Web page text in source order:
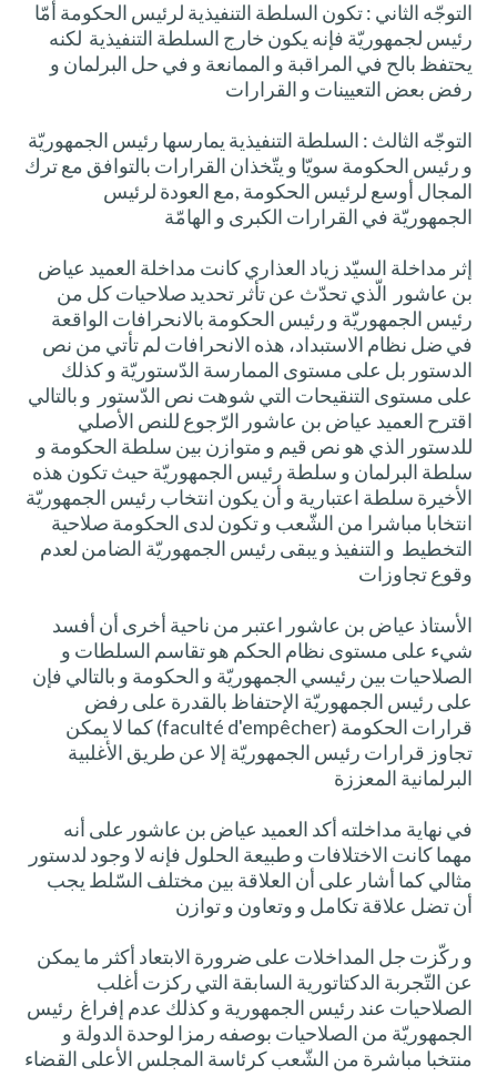
التوجّه الثاني : تكون السلطة التنفيذية لرئيس الحكومة أمّا
رئيس لجمهوريّة فإنه يكون خارج السلطة التنفيذية لكنه
يحتفظ بالح في المراقبة و الممانعة و في حل البرلمان و
رفض بعض التعيينات و القرارات
التوجّه الثالث : السلطة التنفيذية يمارسها رئيس الجمهوريّة
و رئيس الحكومة سويّا و يتّخذان القرارات بالتوافق مع ترك
المجال أوسع لرئيس الحكومة ,مع العودة لرئيس
الجمهوريّة في القرارات الكبرى و الهامّة
إثر مداخلة السيّد زياد العذاري كانت مداخلة العميد عياض
بن عاشور الّذي تحدّث عن تأثر تحديد صلاحيات كل من
رئيس الجمهوريّة و رئيس الحكومة بالانحرافات الواقعة
في ضل نظام الاستبداد، هذه الانحرافات لم تأتي من نص
الدستور بل على مستوى الممارسة الدّستوريّة و كذلك
على مستوى التنقيحات التي شوهت نص الدّستور و بالتالي
اقترح العميد عياض بن عاشور الرّجوع للنص الأصلي
للدستور الذي هو نص قيم و متوازن بين سلطة الحكومة و
سلطة البرلمان و سلطة رئيس الجمهوريّة حيث تكون هذه
الأخيرة سلطة اعتبارية و أن يكون انتخاب رئيس الجمهوريّة
انتخابا مباشرا من الشّعب و تكون لدى الحكومة صلاحية
التخطيط و التنفيذ و يبقى رئيس الجمهوريّة الضامن لعدم
وقوع تجاوزات
الأستاذ عياض بن عاشور اعتبر من ناحية أخرى أن أفسد
شيء على مستوى نظام الحكم هو تقاسم السلطات و
الصلاحيات بين رئيسي الجمهوريّة و الحكومة و بالتالي فإن
على رئيس الجمهوريّة الإحتفاظ بالقدرة على رفض
قرارات الحكومة (faculté d'empêcher) كما لا يمكن
تجاوز قرارات رئيس الجمهوريّة إلا عن طريق الأغلبية
البرلمانية المعززة
في نهاية مداخلته أكد العميد عياض بن عاشور على أنه
مهما كانت الاختلافات و طبيعة الحلول فإنه لا وجود لدستور
مثالي كما أشار على أن العلاقة بين مختلف السّلط يجب
أن تضل علاقة تكامل و وتعاون و توازن
و ركّزت جل المداخلات على ضرورة الابتعاد أكثر ما يمكن
عن التّجربة الدكتاتورية السابقة التي ركزت أغلب
الصلاحيات عند رئيس الجمهورية و كذلك عدم إفراغ رئيس
الجمهوريّة من الصلاحيات بوصفه رمزا لوحدة الدولة و
منتخبا مباشرة من الشّعب كرئاسة المجلس الأعلى القضاء